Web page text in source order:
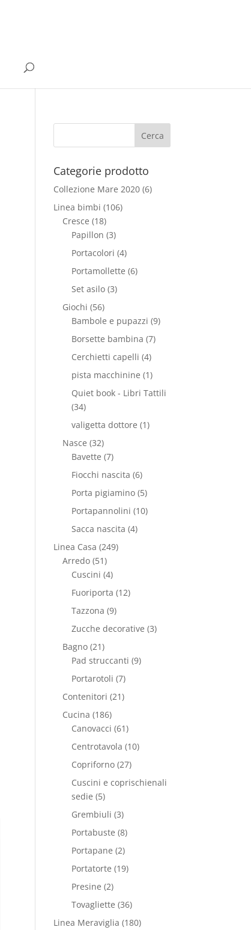
Categorie prodotto
Collezione Mare 2020 (6)
Linea bimbi (106)
Cresce (18)
Papillon (3)
Portacolori (4)
Portamollette (6)
Set asilo (3)
Giochi (56)
Bambole e pupazzi (9)
Borsette bambina (7)
Cerchietti capelli (4)
pista macchinine (1)
Quiet book - Libri Tattili
(34)
valigetta dottore (1)
Nasce (32)
Bavette (7)
Fiocchi nascita (6)
Porta pigiamino (5)
Portapannolini (10)
Sacca nascita (4)
Linea Casa (249)
Arredo (51)
Cuscini (4)
Fuoriporta (12)
Tazzona (9)
Zucche decorative (3)
Bagno (21)
Pad struccanti (9)
Portarotoli (7)
Contenitori (21)
Cucina (186)
Canovacci (61)
Centrotavola (10)
Copriforno (27)
Cuscini e coprischienali
sedie (5)
Grembiuli (3)
Portabuste (8)
Portapane (2)
Portatorte (19)
Presine (2)
Tovagliette (36)
Linea Meraviglia (180)